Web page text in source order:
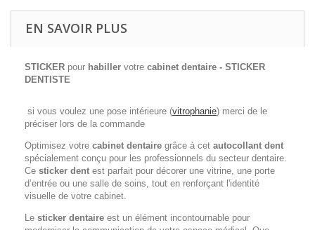
EN SAVOIR PLUS
STICKER pour habiller votre cabinet dentaire - STICKER
DENTISTE
si vous voulez une pose intérieure (vitrophanie) merci de le
préciser lors de la commande
Optimisez votre cabinet dentaire grâce à cet autocollant dent
spécialement conçu pour les professionnels du secteur dentaire.
Ce sticker dent est parfait pour décorer une vitrine, une porte
d’entrée ou une salle de soins, tout en renforçant l'identité
visuelle de votre cabinet.
Le sticker dentaire est un élément incontournable pour